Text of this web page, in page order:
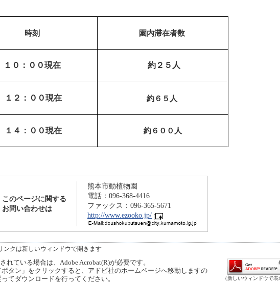
時刻 園内滞在者数
１０：００現在 約２５人
１２：００現在 約６５人
１４：００現在 約６００人
このページに関する
お問い合わせは
熊本市動植物園
電話：096-368-4416
ファックス：096-365-5671
http://www.ezooko.jp/
ンクは新しいウィンドウで開きます
れている場合は、Adobe Acrobat(R)が必要です。
タン」をクリックすると、アドビ社のホームページへ移動しますの
てダウンロードを行ってください。
（新しいウィンドウで表